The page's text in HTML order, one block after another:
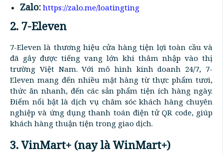
Zalo: https://zalo.me/loatingting
2. 7-Eleven
7-Eleven là thương hiệu cửa hàng tiện lợi toàn cầu và
đã gây được tiếng vang lớn khi thâm nhập vào thị
trường Việt Nam. Với mô hình kinh doanh 24/7, 7-
Eleven mang đến nhiều mặt hàng từ thực phẩm tươi,
thức ăn nhanh, đến các sản phẩm tiện ích hàng ngày.
Điểm nổi bật là dịch vụ chăm sóc khách hàng chuyên
nghiệp và ứng dụng thanh toán điện tử QR code, giúp
khách hàng thuận tiện trong giao dịch.
3. VinMart+ (nay là WinMart+)